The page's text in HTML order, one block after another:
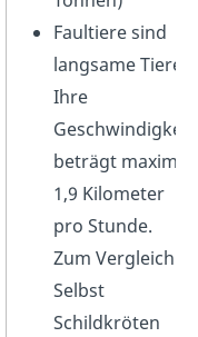
Faultiere sind
langsame Tiere:
Ihre
Geschwindigkeit
beträgt maximal
1,9 Kilometer
pro Stunde.
Zum Vergleich:
Selbst
Schildkröten